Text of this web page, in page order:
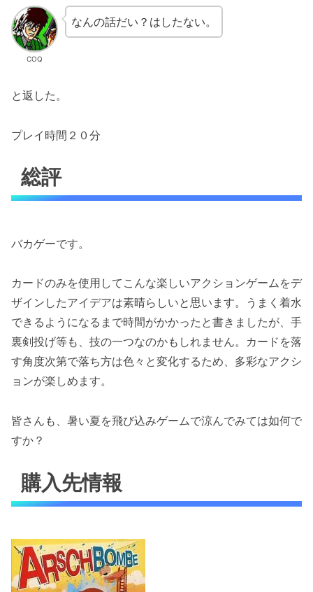
COQ
なんの話だい？はしたない。
と返した。
プレイ時間２０分
総評
バカゲーです。
カードのみを使用してこんな楽しいアクションゲームをデ
ザインしたアイデアは素晴らしいと思います。うまく着水
できるようになるまで時間がかかったと書きましたが、手
裏剣投げ等も、技の一つなのかもしれません。カードを落
す角度次第で落ち方は色々と変化するため、多彩なアクシ
ョンが楽しめます。
皆さんも、暑い夏を飛び込みゲームで涼んでみては如何で
すか？
購入先情報